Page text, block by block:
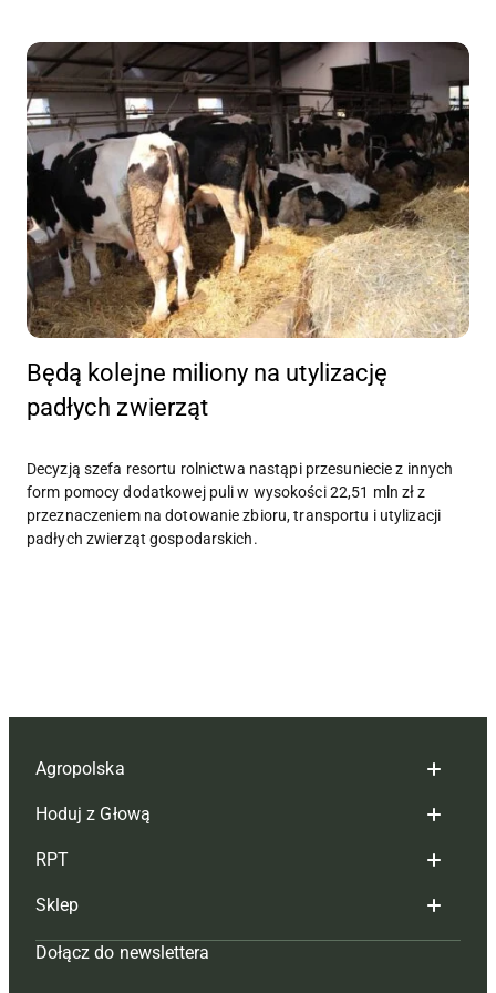
Będą kolejne miliony na utylizację
padłych zwierząt
Decyzją szefa resortu rolnictwa nastąpi przesuniecie z innych
form pomocy dodatkowej puli w wysokości 22,51 mln zł z
przeznaczeniem na dotowanie zbioru, transportu i utylizacji
padłych zwierząt gospodarskich.
Agropolska
Redakcja
Reklama
Tagi
Mapa serwisu
Hoduj z Głową
Hoduj z głową bydło
Hoduj z głową świnie
Prenumerata
RPT
Redakcja
Prenumerata
Sklep
Czasopisma i prenumerata
Dołącz do newslettera